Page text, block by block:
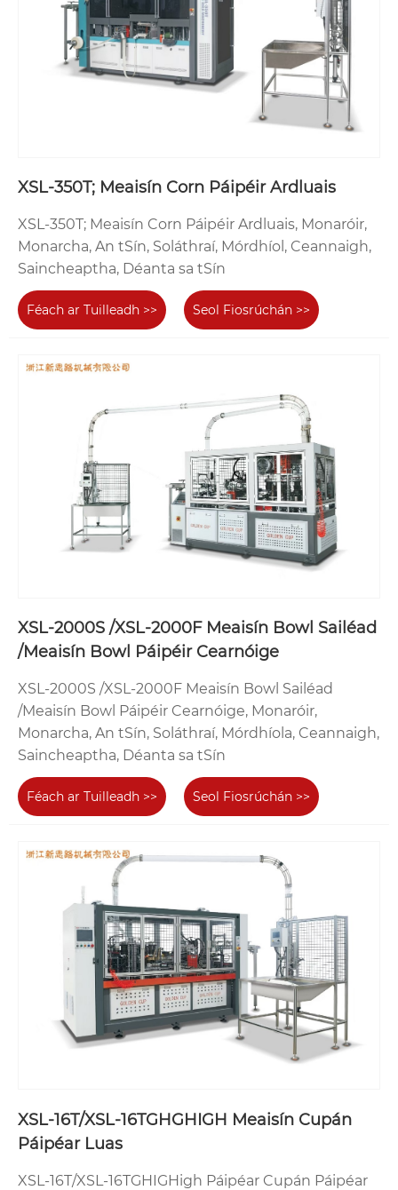
XSL-350T; Meaisín Corn Páipéir Ardluais
XSL-350T; Meaisín Corn Páipéir Ardluais, Monaróir,
Monarcha, An tSín, Soláthraí, Mórdhíol, Ceannaigh,
Saincheaptha, Déanta sa tSín
Féach ar Tuilleadh >> Seol Fiosrúchán >>
XSL-2000S /XSL-2000F Meaisín Bowl Sailéad
/Meaisín Bowl Páipéir Cearnóige
XSL-2000S /XSL-2000F Meaisín Bowl Sailéad
/Meaisín Bowl Páipéir Cearnóige, Monaróir,
Monarcha, An tSín, Soláthraí, Mórdhíola, Ceannaigh,
Saincheaptha, Déanta sa tSín
Féach ar Tuilleadh >> Seol Fiosrúchán >>
XSL-16T/XSL-16TGHGHIGH Meaisín Cupán
Páipéar Luas
XSL-16T/XSL-16TGHIGHigh Páipéar Cupán Páipéar